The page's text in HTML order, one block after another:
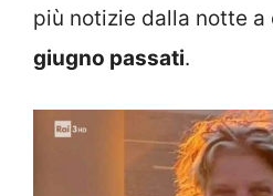
più notizie dalla notte a
giugno passati.